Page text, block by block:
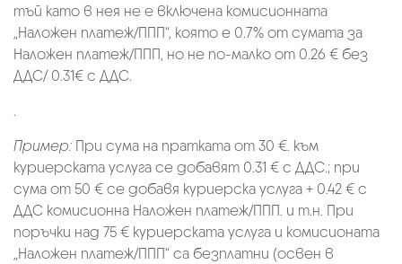
тъй като в нея не е включена комисионната
„Наложен платеж/ППП“, която е 0.7% от сумата за
Наложен платеж/ППП, но не по-малко от 0.26 € без
ДДС/ 0.31€ с ДДС.
.
Пример: При сума на пратката от 30 €. към
куриерската услуга се добавят 0.31 € с ДДС.; при
сума от 50 € се добавя куриерска услуга + 0.42 € с
ДДС комисионна Наложен платеж/ППП. и т.н. При
поръчки над 75 € куриерската услуга и комисионата
„Наложен платеж/ППП“ са безплатни (освен в